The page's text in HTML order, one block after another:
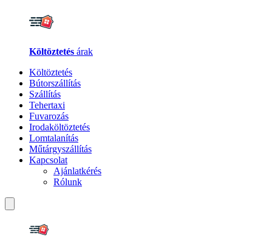
Költöztetés árak
Költöztetés
Bútorszállítás
Szállítás
Tehertaxi
Fuvarozás
Irodaköltöztetés
Lomtalanítás
Műtárgyszállítás
Kapcsolat
Ajánlatkérés
Rólunk